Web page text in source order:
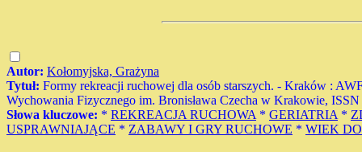
Autor: Kołomyjska, Grażyna
Tytuł: Formy rekreacji ruchowej dla osób starszych. - Kraków :
Wychowania Fizycznego im. Bronisława Czecha w Krakowie,
Słowa kluczowe: * REKREACJA RUCHOWA * GERIATRIA *
USPRAWNIAJĄCE * ZABAWY I GRY RUCHOWE * WIEK